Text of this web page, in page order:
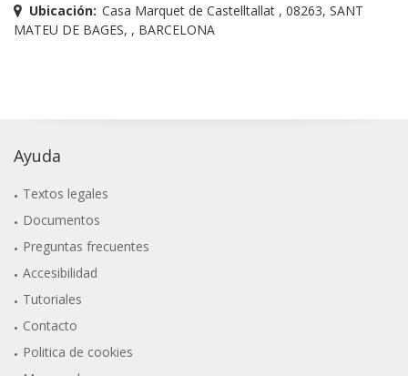
Ubicación: Casa Marquet de Castelltallat , 08263, SANT
MATEU DE BAGES, , BARCELONA
Ayuda
Textos legales
Documentos
Preguntas frecuentes
Accesibilidad
Tutoriales
Contacto
Politica de cookies